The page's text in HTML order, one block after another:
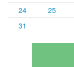
24
25
31